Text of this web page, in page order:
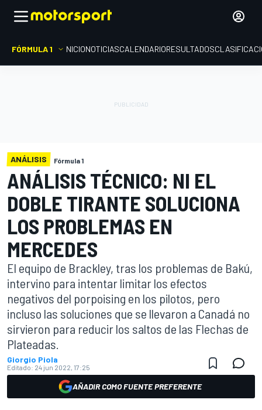
FÓRMULA 1 INICIONOTICIASCALENDARIORESULTADOS
ANÁLISIS Fórmula 1
ANÁLISIS TÉCNICO: NI EL
DOBLE TIRANTE SOLUCIONA
LOS PROBLEMAS EN
MERCEDES
El equipo de Brackley, tras los problemas de Bakú,
intervino para intentar limitar los efectos
negativos del porpoising en los pilotos, pero
incluso las soluciones que se llevaron a Canadá no
sirvieron para reducir los saltos de las Flechas de
Plateadas.
Giorgio Piola
Editado: 24 jun 2022, 17:25
AÑADIR COMO FUENTE PREFERENTE